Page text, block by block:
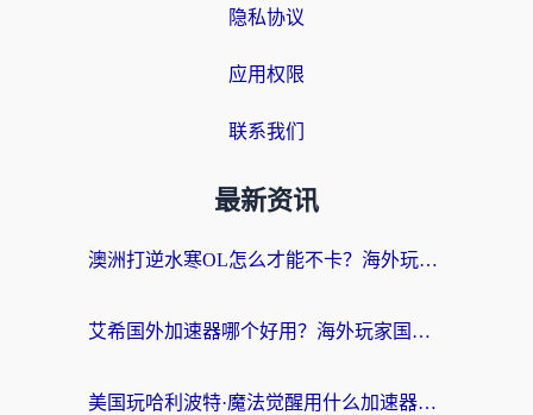
隐私协议
应用权限
联系我们
最新资讯
澳洲打逆水寒OL怎么才能不卡？海外玩家国服游戏加速终极指南（附梦幻模拟战地铁跑酷解决办法）
艾希国外加速器哪个好用？海外玩家国服游戏畅玩终极指南（附欧洲玩鸣潮街头篮球实测）
美国玩哈利波特·魔法觉醒用什么加速器？告别延迟的终极指南（含免费QQ炫舞方案+印尼妄想山海秘籍）